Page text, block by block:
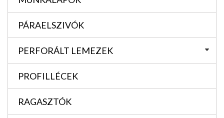
PÁRAELSZIVÓK
PERFORÁLT LEMEZEK
PROFILLÉCEK
RAGASZTÓK